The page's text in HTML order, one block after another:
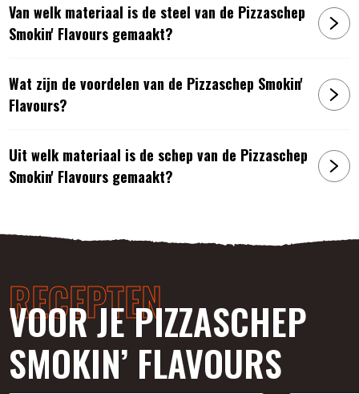
Van welk materiaal is de steel van de Pizzaschep
Smokin' Flavours gemaakt?
Wat zijn de voordelen van de Pizzaschep Smokin'
Flavours?
Uit welk materiaal is de schep van de Pizzaschep
Smokin' Flavours gemaakt?
RECEPTEN
VOOR JE PIZZASCHEP
SMOKIN’ FLAVOURS